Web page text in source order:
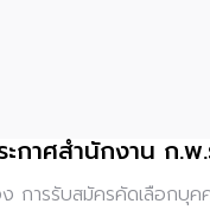
ะกาศสำนักงาน ก.พ
ง การรับสมัครคัดเลือกบุค